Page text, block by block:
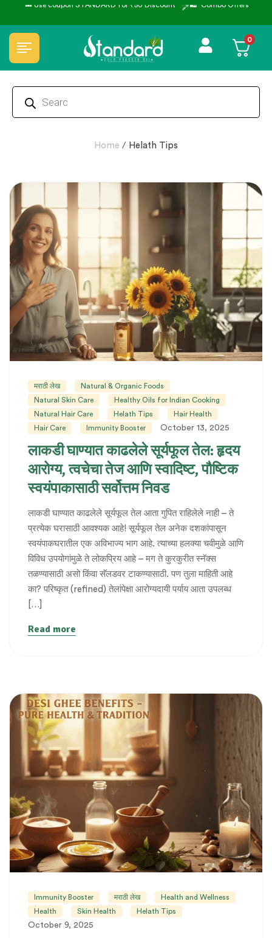
˚ ༘⋆🛍️˚ Combo Offers 🏆 100% Natural & Chemical
0
Home / Helath Tips
मराठी लेख
Natural & Organic Foods
Natural Skin Care
Healthy Oils for Indian Cooking
Natural Hair Care
Helath Tips
Hair Health
Hair Care
Immunity Booster October 13, 2025
लाकडी घाण्यात काढलेले सूर्यफूल तेल: हृदय
आरोग्य, त्वचेचा तेज आणि स्वादिष्ट, पौष्टिक
स्वयंपाकासाठी सर्वोत्तम निवड
लाकडी घाण्यात काढलेले सूर्यफूल तेल आता गुपित राहिलेले नाही – ते
प्रत्येक घरासाठी आवश्यक आहे! सूर्यफूल तेल अनेक दशकांपासून
स्वयंपाकघरातील एक अविभाज्य भाग आहे. त्याच्या हलक्या चवीमुळे आणि
विविध उपयोगांमुळे ते लोकप्रिय आहे – मग ते कुरकुरीत स्नॅक्स
तळण्यासाठी असो किंवा सॅलडवर टाकण्यासाठी. पण तुला माहिती आहे
का? परिष्कृत (refined) तेलांपेक्षा आरोग्यदायी पर्याय आता उपलब्ध
[…]
Read more
Immunity Booster मराठी लेख
Health and Wellness
Health
Skin Health Helath Tips
October 9, 2025